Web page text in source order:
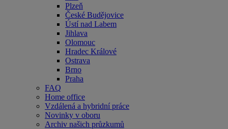
Plzeň
České Budějovice
Ústí nad Labem
Jihlava
Olomouc
Hradec Králové
Ostrava
Brno
Praha
FAQ
Home office
Vzdálená a hybridní práce
Novinky v oboru
Archiv našich průzkumů